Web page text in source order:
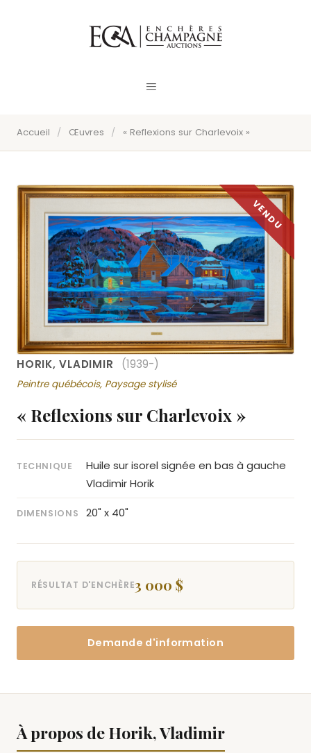
Accueil / Œuvres / « Reflexions sur Charlevoix »
HORIK, VLADIMIR (1939-)
Peintre québécois, Paysage stylisé
« Reflexions sur Charlevoix »
TECHNIQUE
Huile sur isorel signée en bas à gauche
Vladimir Horik
DIMENSIONS 20" x 40"
RÉSULTAT D'ENCHÈRE3 000 $
Demande d'information
À propos de Horik, Vladimir